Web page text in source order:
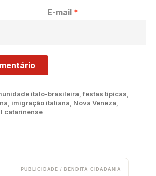
ítalo-brasileira ,festas típicas
imigração italiana Nova Veneza
catarinense
E-mail *
PUBLICIDADE / BENDITA CIDADANIA